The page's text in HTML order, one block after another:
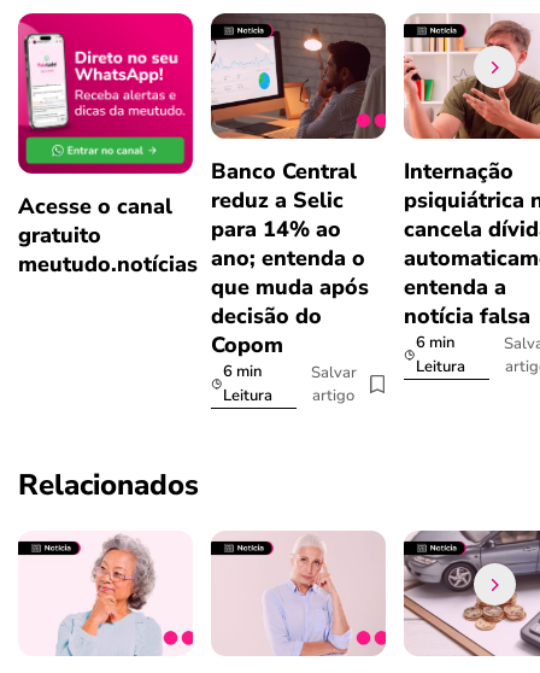
Acesse o canal
gratuito
meutudo.notícias
Banco Central
reduz a Selic
para 14% ao
ano; entenda o
que muda após
decisão do
Copom
6 min
Leitura
Salvar
artigo
Internação
psiquiátrica
cancela
entenda a
notícia falsa
6 min
Leitura
Relacionados